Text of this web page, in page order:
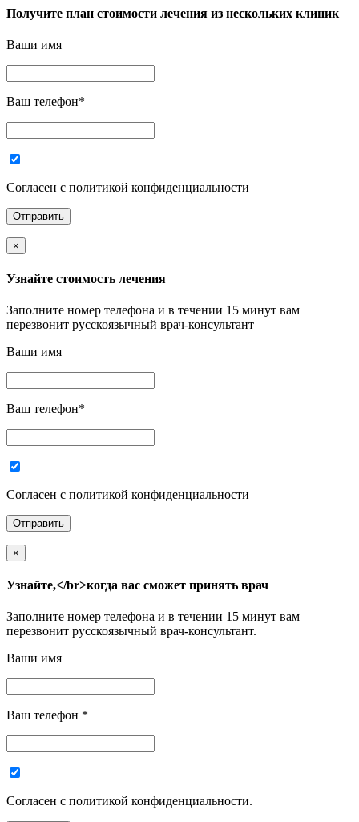
Получите план стоимости лечения из нескольких клиник
Ваши имя
Ваш телефон*
Согласен с политикой конфиденциальности
×
Узнайте стоимость лечения
Заполните номер телефона и в течении 15 минут вам
перезвонит русскоязычный врач-консультант
Ваши имя
Ваш телефон*
Согласен с политикой конфиденциальности
×
Узнайте,</br>когда вас сможет принять врач
Заполните номер телефона и в течении 15 минут вам
перезвонит русскоязычный врач-консультант.
Ваши имя
Ваш телефон *
Согласен с политикой конфиденциальности.